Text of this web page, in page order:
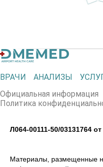
ВРАЧИ АНАЛИЗЫ
Официальная информация
Политика
Л064-00111-50/03131764
Материалы, размещенные